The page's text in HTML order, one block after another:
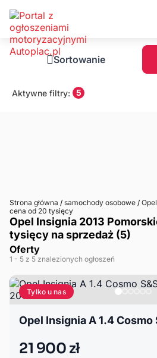
Sortowanie
Aktywne filtry: 5
Strona główna / samochody osobowe / Opel
cena od 20 tysięcy
Opel Insignia 2013
tysięcy na sprzedaż (5)
Oferty
1 - 5 z 5 znalezionych ogłoszeń
Tylko u nas
21 900 zł